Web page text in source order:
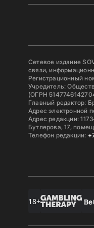
Сетевое издание
связи,
Регистрационный
Учредитель:
(ОГРН
Главный редактор:
Адрес электронной
Адрес редакции:
Бутлерова, 17,
Телефон редакции:
18+